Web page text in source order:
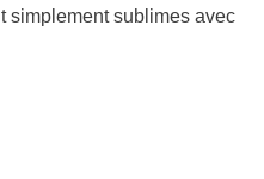
simplement sublimes avec